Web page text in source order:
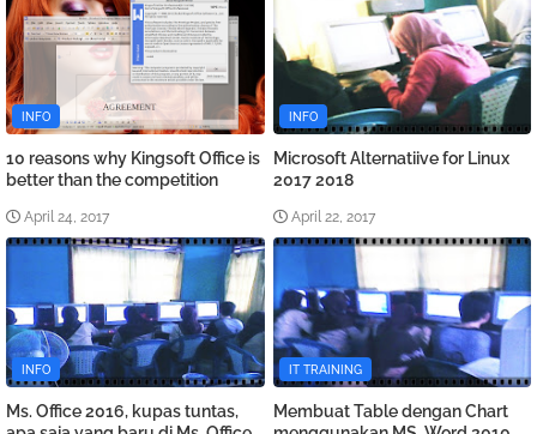
INFO
10 reasons why Kingsoft Office is
better than the competition
April 24, 2017
INFO
Microsoft Alternatiive for Linux
2017 2018
April 22, 2017
INFO
Ms. Office 2016, kupas tuntas,
IT TRAINING
Membuat Table dengan Chart